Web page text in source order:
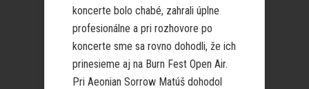
koncerte bolo chabé, zahrali úplne
profesionálne a pri rozhovore po
koncerte sme sa rovno dohodli, že ich
prinesieme aj na Burn Fest Open Air.
Pri Aeonian Sorrow Matúš dohodol